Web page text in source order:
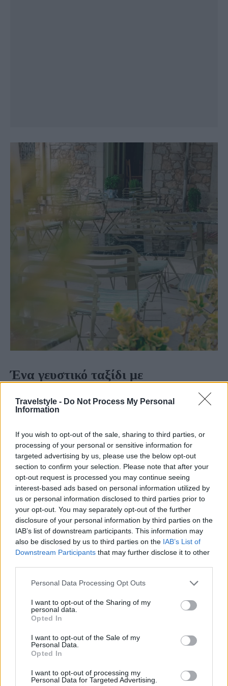
Travelstyle - Do Not Process My Personal
Information
If you wish to opt-out of the sale, sharing to third parties, or
processing of your personal or sensitive information for
targeted advertising by us, please use the below opt-out
section to confirm your selection. Please note that after your
opt-out request is processed you may continue seeing
interest-based ads based on personal information utilized by
us or personal information disclosed to third parties prior to
your opt-out. You may separately opt-out of the further
disclosure of your personal information by third parties on the
IAB’s list of downstream participants. This information may
also be disclosed by us to third parties on the IAB’s List of
Downstream Participants that may further disclose it to other
Please note that this website/app uses one or more Google
not limited to your visit or usage behaviour. You may click to
grant or deny consent to Google and its third-party tags to
use your data for below specified purposes in below Google
consent section.
Personal Data Processing Opt Outs
I want to opt-out of the Sharing of my
personal data.
Opted In
I want to opt-out of the Sale of my
Personal Data.
Opted In
I want to opt-out of processing my
Personal Data for Targeted Advertising.
Ένα γευστικό ταξίδι με
μεζέδες
Στο λιμάνι του Αγίου Νικολάου, η γραφική
ατμόσφαιρα του μεζεδοπωλείου και το φιλικό
προσωπικό συνθέτουν το ιδανικό περιβάλλον για
να απολαύσουμε πλούσια ελληνική κουζίνα.